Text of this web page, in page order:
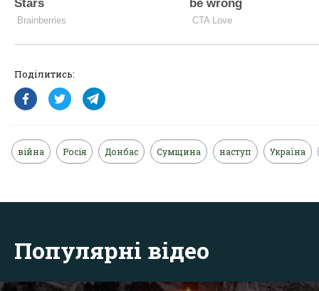
Поділитись:
війна Росія Донбас Сумщина наступ Україна
Популярні відео